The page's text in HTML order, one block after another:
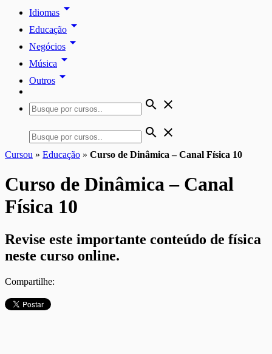
Idiomas arrow_drop_down
Educação arrow_drop_down
Negócios arrow_drop_down
Música arrow_drop_down
Outros arrow_drop_down
search close
search close
Cursou » Educação » Curso de Dinâmica – Canal Física 10
Curso de Dinâmica – Canal
Física 10
Revise este importante conteúdo de física
neste curso online.
Compartilhe: